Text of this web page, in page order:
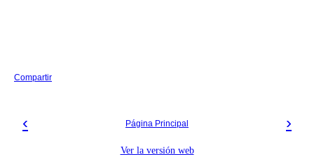
Compartir
‹ ›
Página Principal
Ver la versión web